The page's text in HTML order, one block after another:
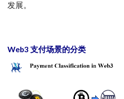
发展。
Web3 支付场景的分类